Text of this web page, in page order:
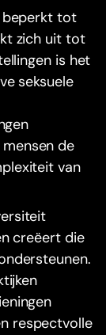
beperkt tot
zich uit tot
is het
seksuele
de
van
creëert die
respectvolle